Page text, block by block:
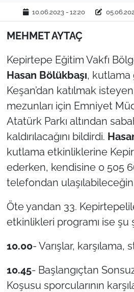
10.06.2023 - 12:20
MEHMET AYTAÇ
Kepirtepe Eğitim Vakfı
Hasan Bölükbaşı,
Keşan’dan katılmak
mezunları için Emniyet
Atatürk Parkı altından
kaldırılacağını bildirdi.
kutlama etkinliklerine
ederken, kendisine 0 505
telefondan
Öte yandan 33.
etkinlikleri programı ise şu
10.00- Varışlar, karşılama,
10.45- Başlangıçtan
Koşusu sporcularının
EDİRNE
TEKİRDAĞ
KIRKLARELİ
ÇANAKKALE
TÜRKİYE
Güvenlik
Politika
Flaş Haber
Dış Haberler